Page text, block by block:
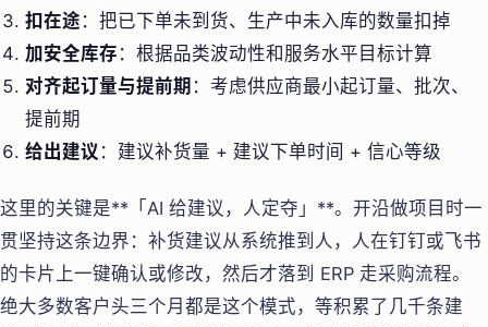
扣在途 ：把已下单未到货、生产中未入库的数量扣掉
加安全库存 ：根据品类波动性和服务水平目标计算
对齐起订量与提前期 ：考虑供应商最小起订量、批次、
提前期
给出建议 ：建议补货量 + 建议下单时间 + 信心等级
这里的关键是**「AI 给建议，人定夺」**。开沿做项目时一
贯坚持这条边界：补货建议从系统推到人，人在钉钉或飞书
的卡片上一键确认或修改，然后才落到 ERP 走采购流程。
绝大多数客户头三个月都是这个模式，等积累了几千条建